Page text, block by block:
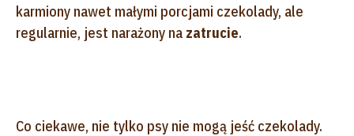
karmiony nawet małymi porcjami czekolady, ale
regularnie, jest narażony na zatrucie.
Co ciekawe, nie tylko psy nie mogą jeść czekolady.